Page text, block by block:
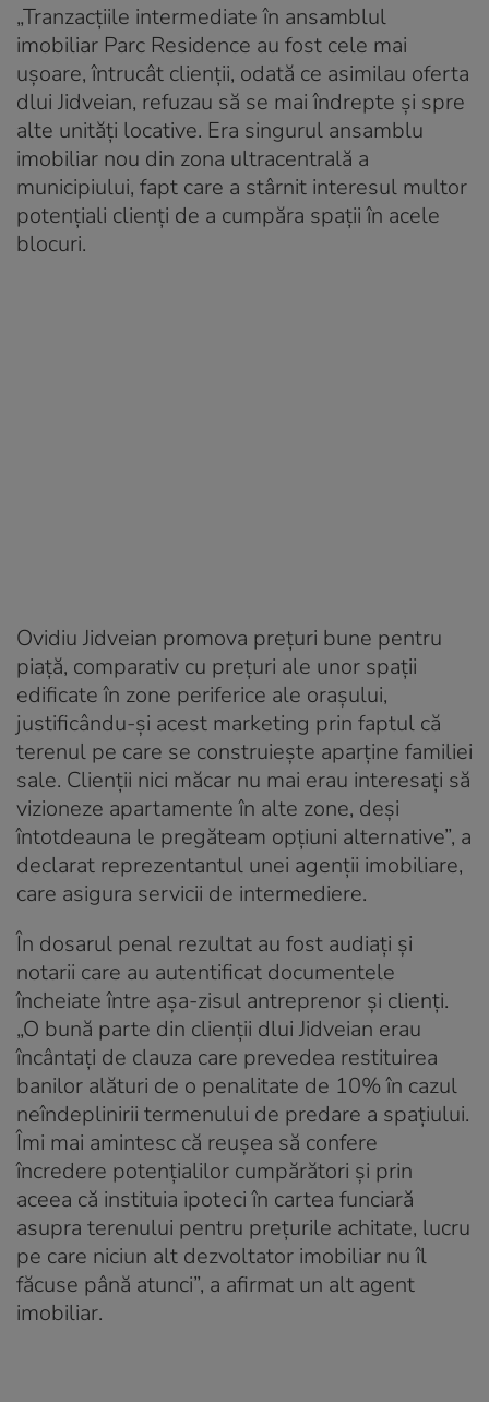
„Tranzacţiile intermediate în ansamblul
imobiliar Parc Residence au fost cele mai
uşoare, întrucât clienţii, odată ce asimilau oferta
dlui Jidveian, refuzau să se mai îndrepte şi spre
alte unităţi locative. Era singurul ansamblu
imobiliar nou din zona ultracentrală a
municipiului, fapt care a stârnit interesul multor
potenţiali clienţi de a cumpăra spaţii în acele
blocuri.
Ovidiu Jidveian promova preţuri bune pentru
piaţă, comparativ cu preţuri ale unor spaţii
edificate în zone periferice ale oraşului,
justificându-şi acest marketing prin faptul că
terenul pe care se construieşte aparţine familiei
sale. Clienții nici măcar nu mai erau interesaţi să
vizioneze apartamente în alte zone, deşi
întotdeauna le pregăteam opțiuni alternative”, a
declarat reprezentantul unei agenții imobiliare,
care asigura servicii de intermediere.
În dosarul penal rezultat au fost audiați și
notarii care au autentificat documentele
încheiate între așa-zisul antreprenor și clienți.
„O bună parte din clienţii dlui Jidveian erau
încântaţi de clauza care prevedea restituirea
banilor alături de o penalitate de 10% în cazul
neîndeplinirii termenului de predare a spaţiului.
Îmi mai amintesc că reuşea să confere
încredere potenţialilor cumpărători şi prin
aceea că instituia ipoteci în cartea funciară
asupra terenului pentru preţurile achitate, lucru
pe care niciun alt dezvoltator imobiliar nu îl
făcuse până atunci”, a afirmat un alt agent
imobiliar.